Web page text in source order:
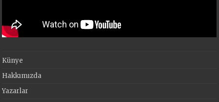
Künye
Hakkımızda
Yazarlar